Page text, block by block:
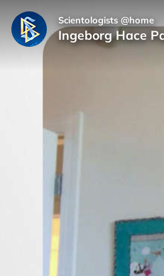
Scientologists @home
Ingeborg Hace